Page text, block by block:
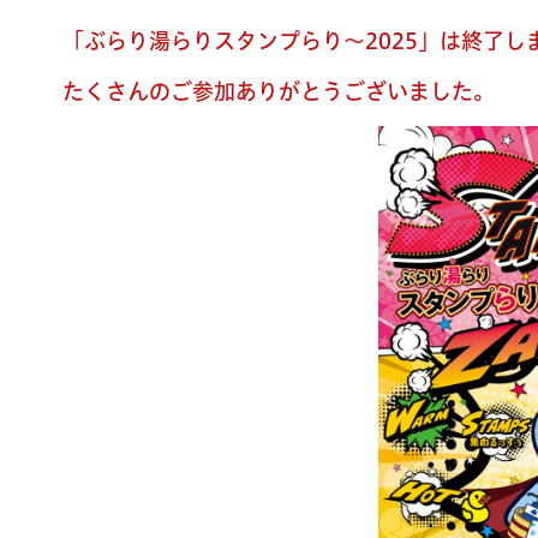
「ぶらり湯らりスタンプらり～2025」は終了し
たくさんのご参加ありがとうございました。